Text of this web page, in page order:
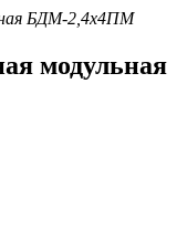
БДМ-2,4х4ПМ
модульная